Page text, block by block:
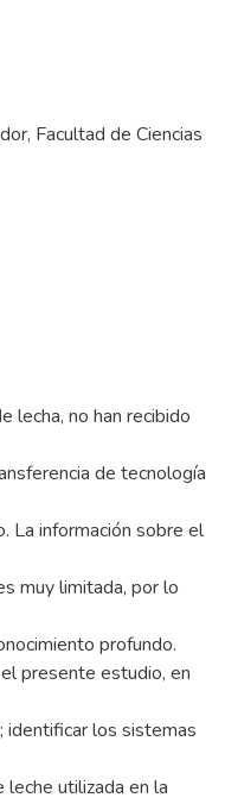
Facultad de Ciencias
lecha, no han recibido
de tecnología
La información sobre el
muy limitada, por lo
profundo.
presente estudio, en
los sistemas
utilizada en la